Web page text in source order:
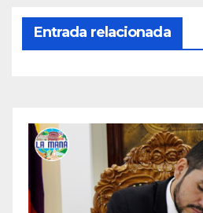
Entrada relacionada